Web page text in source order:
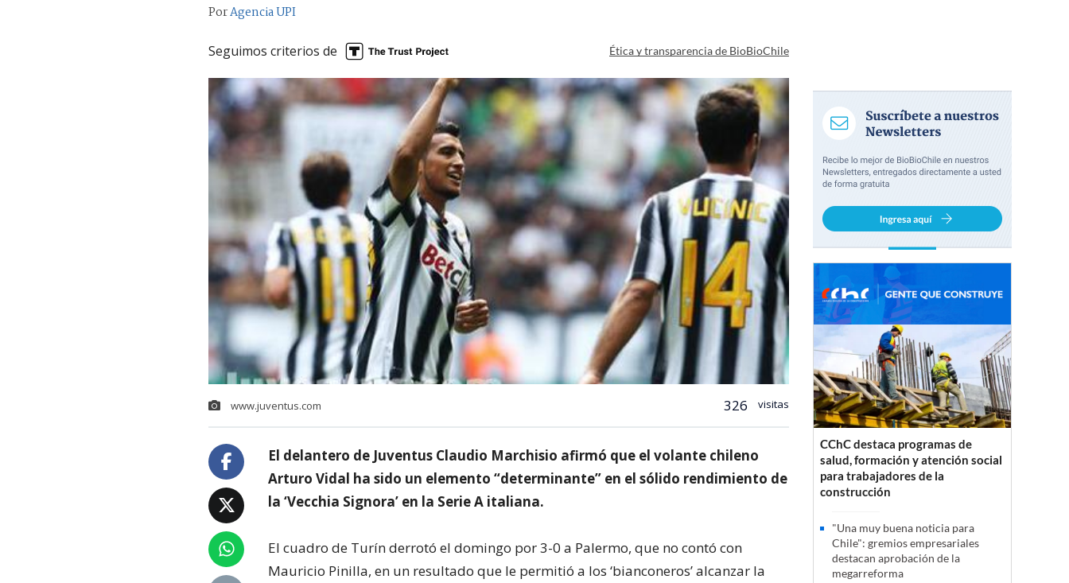
PorAgencia UPI
Seguimos criterios de Ética y transparencia de BioBioChile
www.juventus.com 326 visitas
El delantero de Juventus Claudio Marchisio afirmó que el volante chileno
Arturo Vidal ha sido un elemento “determinante” en el sólido rendimiento de
la ‘Vecchia Signora’ en la Serie A italiana.
El cuadro de Turín derrotó el domingo por 3-0 a Palermo, que no contó con
Mauricio Pinilla, en un resultado que le permitió a los ‘bianconeros’ alcanzar la
CChC destaca programas de
salud, formación y atención social
para trabajadores de la
construcción
"Una muy buena noticia para
Chile": gremios empresariales
destacan aprobación de la
megarreforma